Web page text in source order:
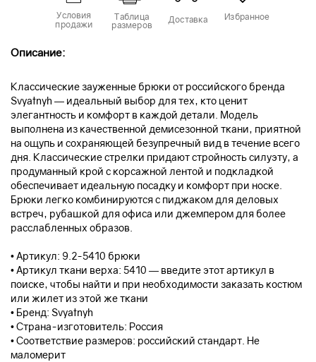
Условия
продажи
Таблица
размеров
Доставка Избранное
Описание:
Классические зауженные брюки от российского бренда
Svyatnyh — идеальный выбор для тех, кто ценит
элегантность и комфорт в каждой детали. Модель
выполнена из качественной демисезонной ткани, приятной
на ощупь и сохраняющей безупречный вид в течение всего
дня. Классические стрелки придают стройность силуэту, а
продуманный крой с корсажной лентой и подкладкой
обеспечивает идеальную посадку и комфорт при носке.
Брюки легко комбинируются с пиджаком для деловых
встреч, рубашкой для офиса или джемпером для более
расслабленных образов.
• Артикул: 9.2-5410 брюки
• Артикул ткани верха: 5410 — введите этот артикул в
поиске, чтобы найти и при необходимости заказать костюм
или жилет из этой же ткани
• Бренд: Svyatnyh
• Страна-изготовитель: Россия
• Соответствие размеров: российский стандарт. Не
маломерит